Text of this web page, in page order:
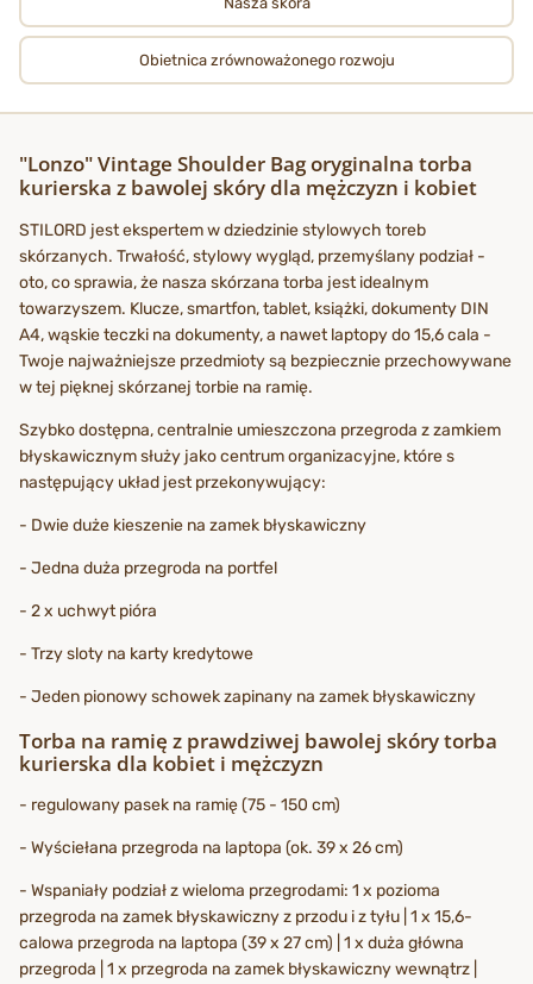
Obietnica zrównoważonego rozwoju
"Lonzo" Vintage Shoulder Bag oryginalna torba
kurierska z bawolej skóry dla mężczyzn i kobiet
STILORD jest ekspertem w dziedzinie stylowych toreb
skórzanych. Trwałość, stylowy wygląd, przemyślany podział -
oto, co sprawia, że nasza skórzana torba jest idealnym
towarzyszem. Klucze, smartfon, tablet, książki, dokumenty DIN
A4, wąskie teczki na dokumenty, a nawet laptopy do 15,6 cala -
Twoje najważniejsze przedmioty są bezpiecznie przechowywane
w tej pięknej skórzanej torbie na ramię.
Szybko dostępna, centralnie umieszczona przegroda z zamkiem
błyskawicznym służy jako centrum organizacyjne, które s
następujący układ jest przekonywujący:
- Dwie duże kieszenie na zamek błyskawiczny
- Jedna duża przegroda na portfel
- 2 x uchwyt pióra
- Trzy sloty na karty kredytowe
- Jeden pionowy schowek zapinany na zamek błyskawiczny
Torba na ramię z prawdziwej bawolej skóry torba
kurierska dla kobiet i mężczyzn
- regulowany pasek na ramię (75 - 150 cm)
- Wyściełana przegroda na laptopa (ok. 39 x 26 cm)
- Wspaniały podział z wieloma przegrodami: 1 x pozioma
przegroda na zamek błyskawiczny z przodu i z tyłu | 1 x 15,6-
calowa przegroda na laptopa (39 x 27 cm) | 1 x duża główna
przegroda | 1 x przegroda na zamek błyskawiczny wewnątrz |